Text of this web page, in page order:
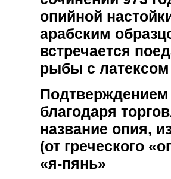
опийной
арабским
встречается
рыбы с
Подтверждением
благодаря
название опия,
(от греческого
«я-пянь»